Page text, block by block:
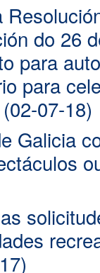
do 26
para
para
07-18)
Galicia